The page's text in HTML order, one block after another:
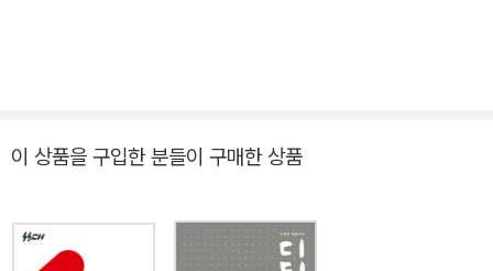
이 상품을 구입한 분들이 구매한 상품